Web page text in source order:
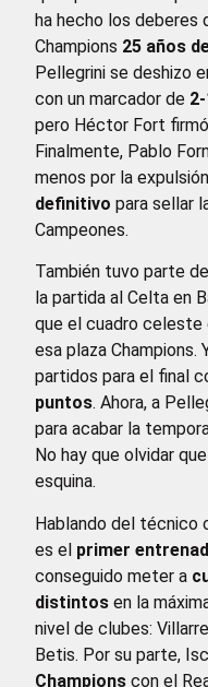
ha hecho los deberes
Champions 25 años
Pellegrini se deshizo
con un marcador de 2-
pero Héctor Fort
Finalmente, Pablo
menos por la
definitivo para sellar
Campeones.
También tuvo parte
la partida al Celta en
que el cuadro celeste
esa plaza Champions.
partidos para el final
puntos. Ahora, a
para acabar la
No hay que olvidar
esquina.
Hablando del técnico
es el primer
conseguido meter a
distintos en la
nivel de clubes:
Betis. Por su parte,
Champions con el